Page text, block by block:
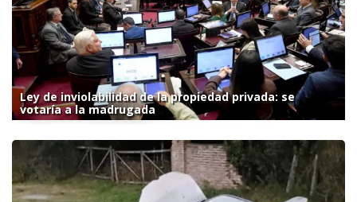
Ley de inviolabilidad de la propiedad privada: se
votaría a la madrugada